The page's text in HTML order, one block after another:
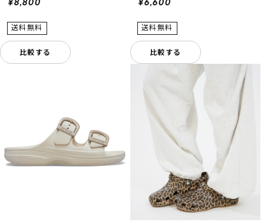
¥8,800
比較する
¥6,600
比較する